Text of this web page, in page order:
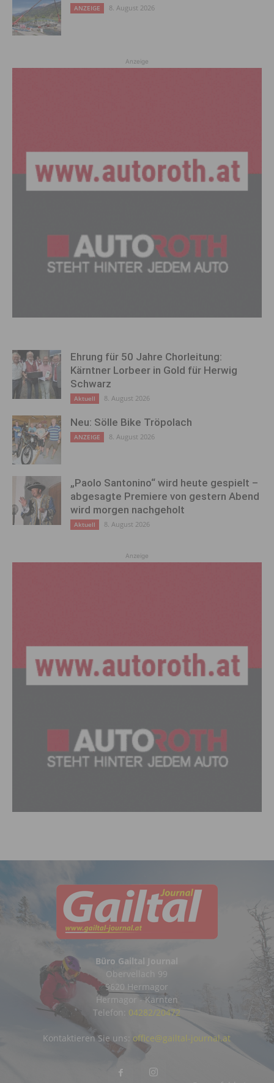
ANZEIGE 8. August 2026
Anzeige
Ehrung für 50 Jahre Chorleitung:
Kärntner Lorbeer in Gold für Herwig
Schwarz
Aktuell 8. August 2026
Neu: Sölle Bike Tröpolach
ANZEIGE 8. August 2026
„Paolo Santonino“ wird heute gespielt –
abgesagte Premiere von gestern Abend
wird morgen nachgeholt
Aktuell 8. August 2026
Anzeige
Büro Gailtal Journal
Obervellach 99
9620 Hermagor
Hermagor - Kärnten
Telefon: 04282/20472
Kontaktieren Sie uns: office@gailtal-journal.at